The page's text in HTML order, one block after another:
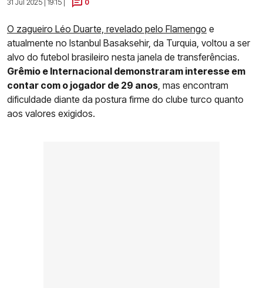
31 Jul 2025 | 19:15 |
0
O zagueiro Léo Duarte, revelado pelo Flamengo e
atualmente no Istanbul Basaksehir, da Turquia, voltou a ser
alvo do futebol brasileiro nesta janela de transferências.
Grêmio e Internacional demonstraram interesse em
contar com o jogador de 29 anos, mas encontram
dificuldade diante da postura firme do clube turco quanto
aos valores exigidos.